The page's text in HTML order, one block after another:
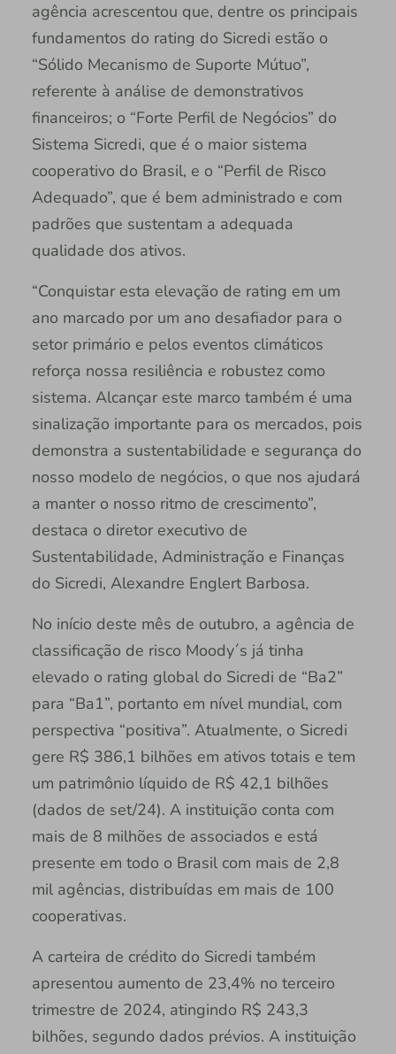
agência acrescentou que, dentre os principais
fundamentos do rating do Sicredi estão o
“Sólido Mecanismo de Suporte Mútuo”,
referente à análise de demonstrativos
financeiros; o “Forte Perfil de Negócios” do
Sistema Sicredi, que é o maior sistema
cooperativo do Brasil, e o “Perfil de Risco
Adequado”, que é bem administrado e com
padrões que sustentam a adequada
qualidade dos ativos.
“Conquistar esta elevação de rating em um
ano marcado por um ano desafiador para o
setor primário e pelos eventos climáticos
reforça nossa resiliência e robustez como
sistema. Alcançar este marco também é uma
sinalização importante para os mercados, pois
demonstra a sustentabilidade e segurança do
nosso modelo de negócios, o que nos ajudará
a manter o nosso ritmo de crescimento”,
destaca o diretor executivo de
Sustentabilidade, Administração e Finanças
do Sicredi, Alexandre Englert Barbosa.
No início deste mês de outubro, a agência de
classificação de risco Moody´s já tinha
elevado o rating global do Sicredi de “Ba2”
para “Ba1”, portanto em nível mundial, com
perspectiva “positiva”. Atualmente, o Sicredi
gere R$ 386,1 bilhões em ativos totais e tem
um patrimônio líquido de R$ 42,1 bilhões
(dados de set/24). A instituição conta com
mais de 8 milhões de associados e está
presente em todo o Brasil com mais de 2,8
mil agências, distribuídas em mais de 100
cooperativas.
A carteira de crédito do Sicredi também
apresentou aumento de 23,4% no terceiro
trimestre de 2024, atingindo R$ 243,3
bilhões, segundo dados prévios. A instituição